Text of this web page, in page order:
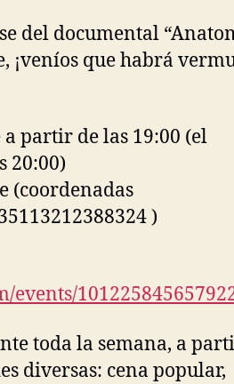
del documental
¡veníos que habrá
partir de las 19:00 (el
20:00)
(coordenadas
)
events/
toda la semana, a
diversas: cena popular,